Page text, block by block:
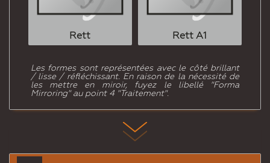
Rett Rett A1
Les formes sont représentées avec le côté brillant
/ lisse / réfléchissant. En raison de la nécessité de
les mettre en miroir, fuyez le libellé "Forma
Mirroring" au point 4 "Traitement".